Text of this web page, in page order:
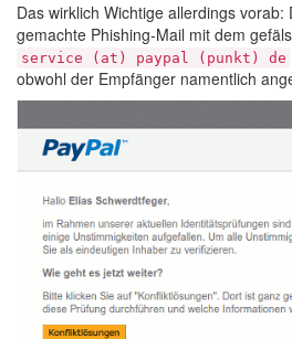
Das wirklich Wichtige allerdings vorab:
gemachte Phishing-Mail mit dem
service (at) paypal (punkt) de
obwohl der Empfänger namentlich